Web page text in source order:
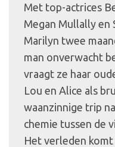
Met top-actrices
Megan Mullally en
Marilyn twee
man onverwacht
vraagt ze haar
Lou en Alice als
waanzinnige trip
chemie tussen de
Het verleden